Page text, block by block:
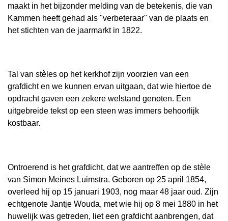
maakt in het bijzonder melding van de betekenis, die van
Kammen heeft gehad als "verbeteraar" van de plaats en
het stichten van de jaarmarkt in 1822.
Tal van stèles op het kerkhof zijn voorzien van een
grafdicht en we kunnen ervan uitgaan, dat wie hiertoe de
opdracht gaven een zekere welstand genoten. Een
uitgebreide tekst op een steen was immers behoorlijk
kostbaar.
Ontroerend is het grafdicht, dat we aantreffen op de stèle
van Simon Meines Luimstra. Geboren op 25 april 1854,
overleed hij op 15 januari 1903, nog maar 48 jaar oud. Zijn
echtgenote Jantje Wouda, met wie hij op 8 mei 1880 in het
huwelijk was getreden, liet een grafdicht aanbrengen, dat